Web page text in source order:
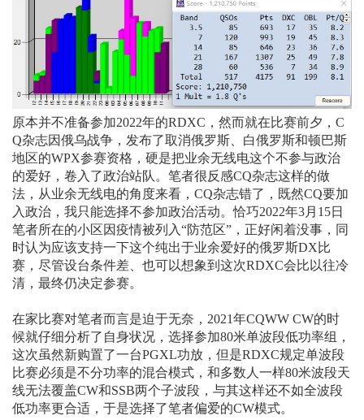
原本并不准备参加2022年的RDXC，然而就在比赛前夕，C
Q杂志因俄乌战争，发布了取消俄罗斯、白俄罗斯和顿巴斯
地区的WPX参赛资格，硬是把业余无线电这个不参与政治
的爱好，卷入了政治站队。笔者很反感CQ杂志这样的做
法，从业余无线电的角度来看，CQ杂志错了，既然CQ要加
入政治，我只能选择不参加政治活动。恰巧2022年3月15日
笔者所在的小区因疫情被列入“防范区”，正好闲着没事，同
时认为应该支持一下这个纯出于业余爱好的俄罗斯DX比
赛，尽管设台条件差、也可以想象到这次RDXC会比以往冷
清，最终仍决定参赛。
在家比赛对笔者而言是迫于无奈，2021年CQWW CW的时
候就仔细分析了自身状况，选择参加80米单波段低功率组，
这次虽然新购置了一台PGXL功放，但是RDXC规定单波段
比赛必须是不分功率的混合模式，和多数人一样80米波段天
线无法覆盖CW和SSB两个子波段，与其这样还不如全波段
低功率更合适，于是选择了笔者偏爱的CW模式。